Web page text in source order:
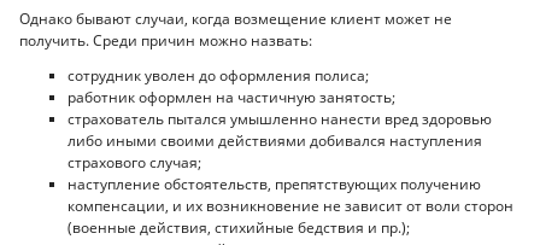
Однако бывают случаи, когда возмещение клиент может не
получить. Среди причин можно назвать:
сотрудник уволен до оформления полиса;
работник оформлен на частичную занятость;
страхователь пытался умышленно нанести вред здоровью
либо иными своими действиями добивался наступления
страхового случая;
наступление обстоятельств, препятствующих получению
компенсации, и их возникновение не зависит от воли сторон
(военные действия, стихийные бедствия и пр.);